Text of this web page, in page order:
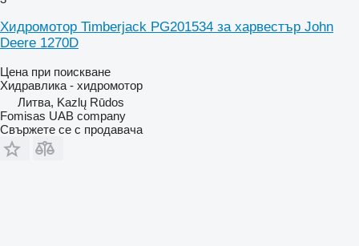
Хидромотор Timberjack PG201534 за харвестър John
Deere 1270D
Цена при поискване
Хидравлика - хидромотор
Литва, Kazlų Rūdos
Fomisas UAB company
Свържете се с продавача